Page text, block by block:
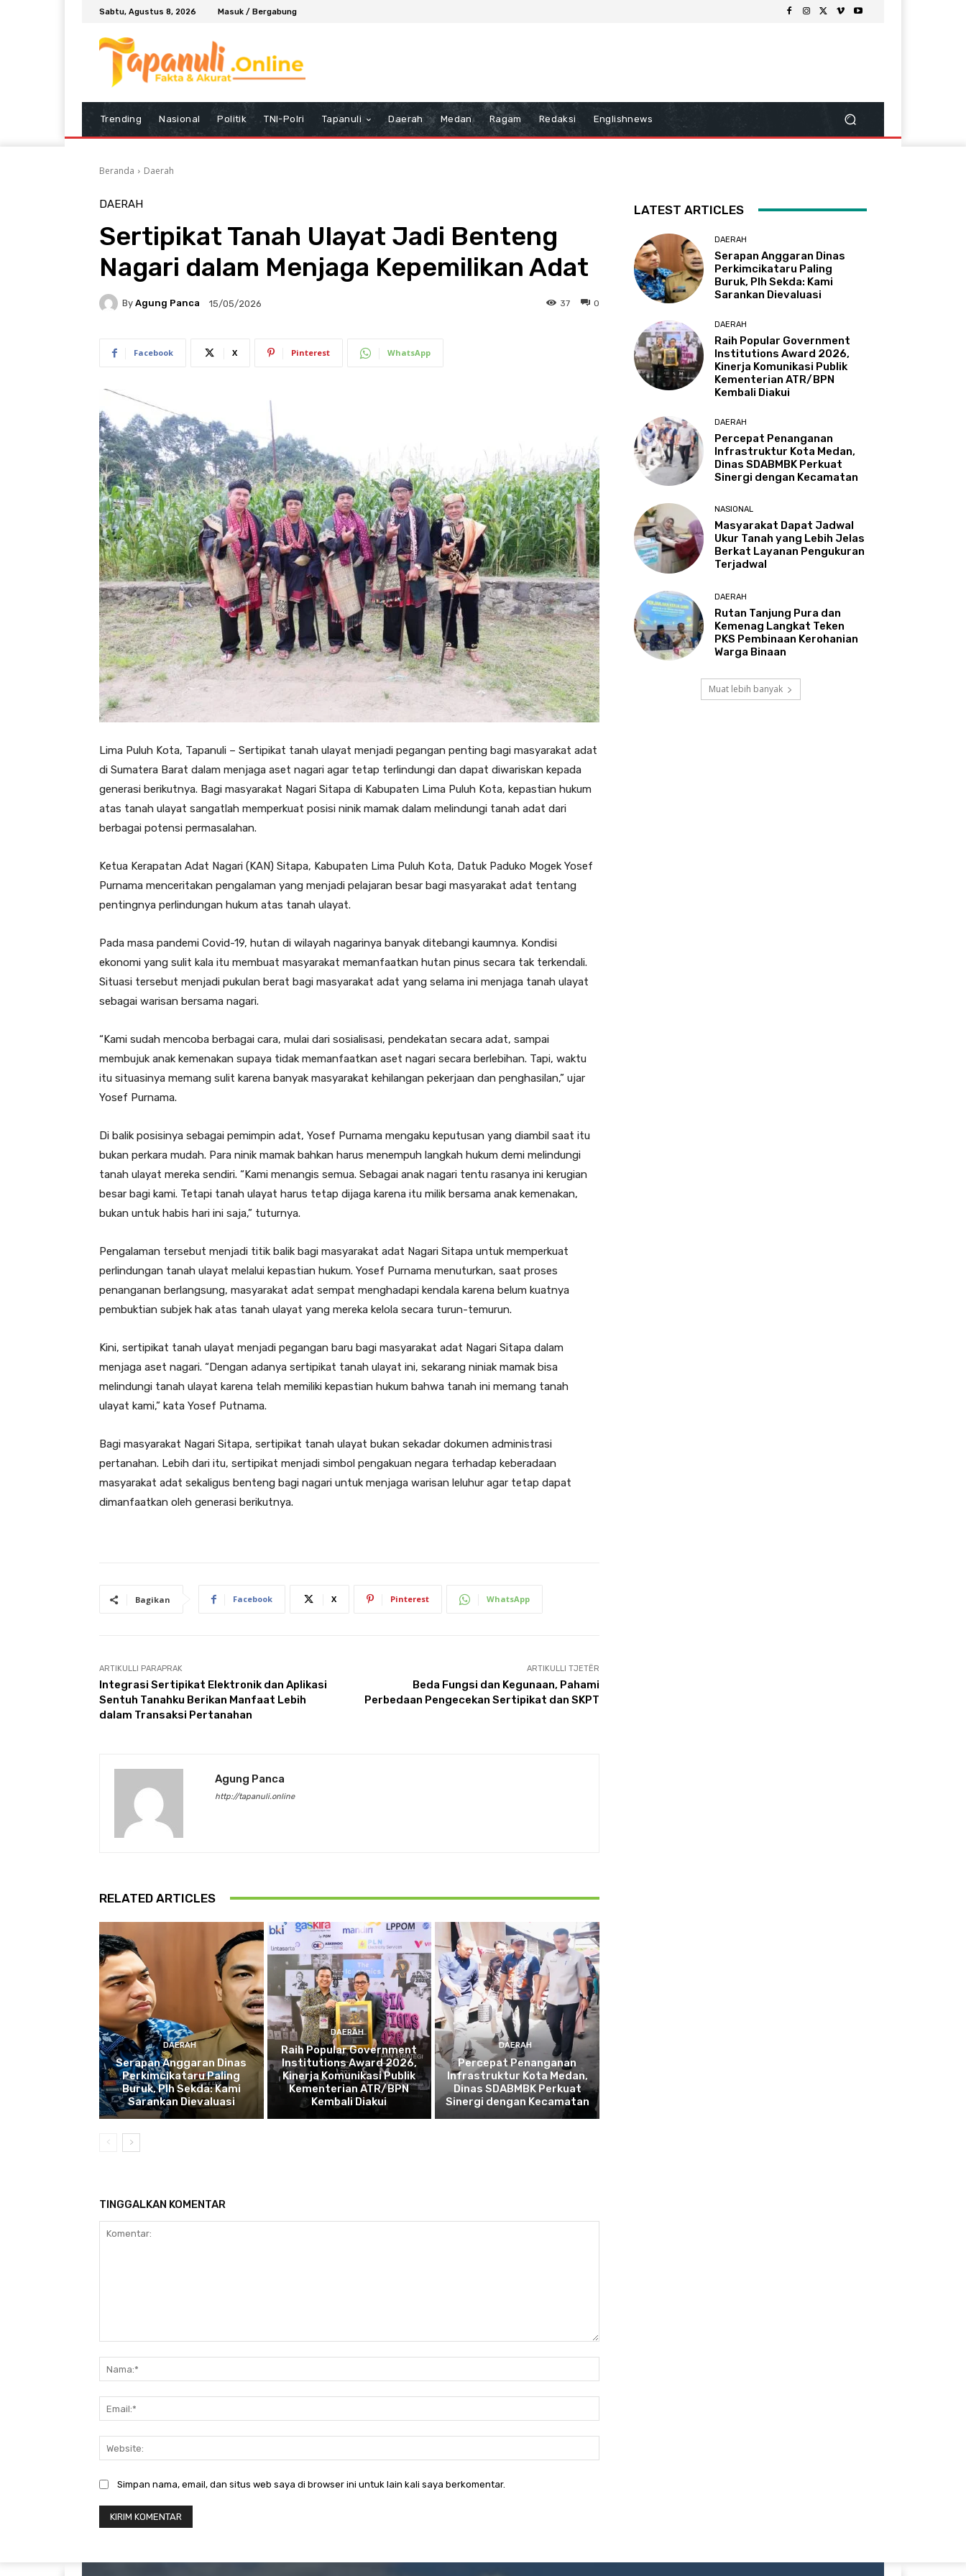
Sabtu, Agustus 8, 2026 Masuk / Bergabung
Trending Nasional Politik TNI-Polri Tapanuli Daerah Medan Ragam Redaksi Englishnews
Beranda Daerah
DAERAH
Sertipikat Tanah Ulayat Jadi Benteng
Nagari dalam Menjaga Kepemilikan Adat
By Agung Panca 15/05/2026 0
37
Facebook X Pinterest WhatsApp
Lima Puluh Kota, Tapanuli – Sertipikat tanah ulayat menjadi pegangan penting bagi masyarakat adat
di Sumatera Barat dalam menjaga aset nagari agar tetap terlindungi dan dapat diwariskan kepada
generasi berikutnya. Bagi masyarakat Nagari Sitapa di Kabupaten Lima Puluh Kota, kepastian hukum
atas tanah ulayat sangatlah memperkuat posisi ninik mamak dalam melindungi tanah adat dari
berbagai potensi permasalahan.
Ketua Kerapatan Adat Nagari (KAN) Sitapa, Kabupaten Lima Puluh Kota, Datuk Paduko Mogek Yosef
Purnama menceritakan pengalaman yang menjadi pelajaran besar bagi masyarakat adat tentang
pentingnya perlindungan hukum atas tanah ulayat.
Pada masa pandemi Covid-19, hutan di wilayah nagarinya banyak ditebangi kaumnya. Kondisi
ekonomi yang sulit kala itu membuat masyarakat memanfaatkan hutan pinus secara tak terkendali.
Situasi tersebut menjadi pukulan berat bagi masyarakat adat yang selama ini menjaga tanah ulayat
sebagai warisan bersama nagari.
“Kami sudah mencoba berbagai cara, mulai dari sosialisasi, pendekatan secara adat, sampai
membujuk anak kemenakan supaya tidak memanfaatkan aset nagari secara berlebihan. Tapi, waktu
itu situasinya memang sulit karena banyak masyarakat kehilangan pekerjaan dan penghasilan,” ujar
Yosef Purnama.
Di balik posisinya sebagai pemimpin adat, Yosef Purnama mengaku keputusan yang diambil saat itu
bukan perkara mudah. Para ninik mamak bahkan harus menempuh langkah hukum demi melindungi
tanah ulayat mereka sendiri. “Kami menangis semua. Sebagai anak nagari tentu rasanya ini kerugian
besar bagi kami. Tetapi tanah ulayat harus tetap dijaga karena itu milik bersama anak kemenakan,
bukan untuk habis hari ini saja,” tuturnya.
Pengalaman tersebut menjadi titik balik bagi masyarakat adat Nagari Sitapa untuk memperkuat
perlindungan tanah ulayat melalui kepastian hukum. Yosef Purnama menuturkan, saat proses
penanganan berlangsung, masyarakat adat sempat menghadapi kendala karena belum kuatnya
pembuktian subjek hak atas tanah ulayat yang mereka kelola secara turun-temurun.
Kini, sertipikat tanah ulayat menjadi pegangan baru bagi masyarakat adat Nagari Sitapa dalam
menjaga aset nagari. “Dengan adanya sertipikat tanah ulayat ini, sekarang niniak mamak bisa
melindungi tanah ulayat karena telah memiliki kepastian hukum bahwa tanah ini memang tanah
ulayat kami,” kata Yosef Putnama.
Bagi masyarakat Nagari Sitapa, sertipikat tanah ulayat bukan sekadar dokumen administrasi
pertanahan. Lebih dari itu, sertipikat menjadi simbol pengakuan negara terhadap keberadaan
masyarakat adat sekaligus benteng bagi nagari untuk menjaga warisan leluhur agar tetap dapat
dimanfaatkan oleh generasi berikutnya.
Bagikan Facebook X Pinterest WhatsApp
ARTIKULLI PARAPRAK
Integrasi Sertipikat Elektronik dan Aplikasi
Sentuh Tanahku Berikan Manfaat Lebih
dalam Transaksi Pertanahan
ARTIKULLI TJETËR
Beda Fungsi dan Kegunaan, Pahami
Perbedaan Pengecekan Sertipikat dan SKPT
Agung Panca
http://tapanuli.online
RELATED ARTICLES
DAERAH
Serapan Anggaran Dinas
Perkimcikataru Paling
Buruk, Plh Sekda: Kami
Sarankan Dievaluasi
DAERAH
Raih Popular Government
Institutions Award 2026,
Kinerja Komunikasi Publik
Kementerian ATR/BPN
Kembali Diakui
DAERAH
Percepat Penanganan
Infrastruktur Kota Medan,
Dinas SDABMBK Perkuat
Sinergi dengan Kecamatan
TINGGALKAN KOMENTAR
Simpan nama, email, dan situs web saya di browser ini untuk lain kali saya berkomentar.
LATEST ARTICLES
DAERAH
Serapan Anggaran Dinas
Perkimcikataru Paling
Buruk, Plh Sekda: Kami
Sarankan Dievaluasi
DAERAH
Raih Popular Government
Institutions Award 2026,
Kinerja Komunikasi Publik
Kementerian ATR/BPN
Kembali Diakui
DAERAH
Percepat Penanganan
Infrastruktur Kota Medan,
Dinas SDABMBK Perkuat
Sinergi dengan Kecamatan
NASIONAL
Masyarakat Dapat Jadwal
Ukur Tanah yang Lebih Jelas
Berkat Layanan Pengukuran
Terjadwal
DAERAH
Rutan Tanjung Pura dan
Kemenag Langkat Teken
PKS Pembinaan Kerohanian
Warga Binaan
Muat lebih banyak